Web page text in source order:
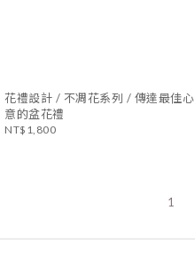
花禮設計 / 不凋花系列 / 傳達最佳心
意的盆花禮
NT$1,800
1